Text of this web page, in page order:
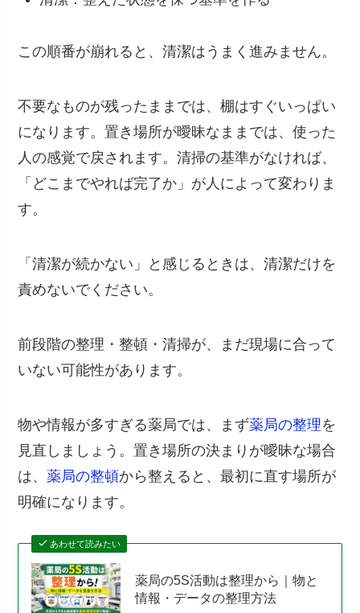
この順番が崩れると、清潔はうまく進みません。
不要なものが残ったままでは、棚はすぐいっぱい
になります。置き場所が曖昧なままでは、使った
人の感覚で戻されます。清掃の基準がなければ、
「どこまでやれば完了か」が人によって変わりま
す。
「清潔が続かない」と感じるときは、清潔だけを
責めないでください。
前段階の整理・整頓・清掃が、まだ現場に合って
いない可能性があります。
物や情報が多すぎる薬局では、まず薬局の整理を
見直しましょう。置き場所の決まりが曖昧な場合
は、薬局の整頓から整えると、最初に直す場所が
明確になります。
あわせて読みたい
薬局の5S活動は整理から｜物と
情報・データの整理方法